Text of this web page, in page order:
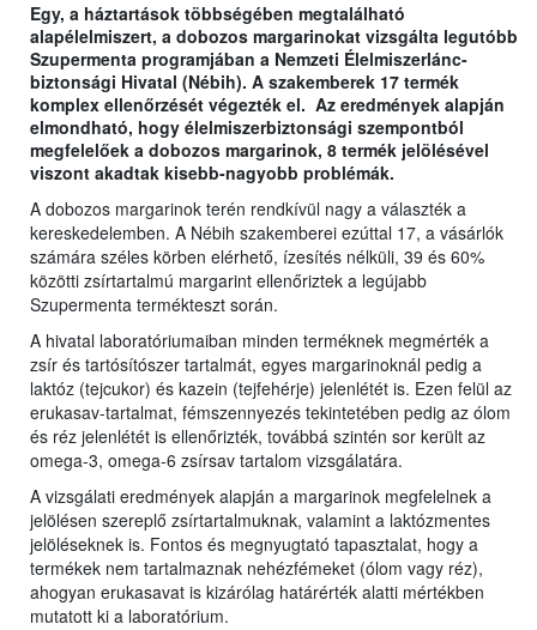
Egy, a háztartások többségében megtalálható
alapélelmiszert, a dobozos margarinokat vizsgálta legutóbb
Szupermenta programjában a Nemzeti Élelmiszerlánc-
biztonsági Hivatal (Nébih). A szakemberek 17 termék
komplex ellenőrzését végezték el. Az eredmények alapján
elmondható, hogy élelmiszerbiztonsági szempontból
megfelelőek a dobozos margarinok, 8 termék jelölésével
viszont akadtak kisebb-nagyobb problémák.
A dobozos margarinok terén rendkívül nagy a választék a
kereskedelemben. A Nébih szakemberei ezúttal 17, a vásárlók
számára széles körben elérhető, ízesítés nélküli, 39 és 60%
közötti zsírtartalmú margarint ellenőriztek a legújabb
Szupermenta termékteszt során.
A hivatal laboratóriumaiban minden terméknek megmérték a
zsír és tartósítószer tartalmát, egyes margarinoknál pedig a
laktóz (tejcukor) és kazein (tejfehérje) jelenlétét is. Ezen felül az
erukasav-tartalmat, fémszennyezés tekintetében pedig az ólom
és réz jelenlétét is ellenőrizték, továbbá szintén sor került az
omega-3, omega-6 zsírsav tartalom vizsgálatára.
A vizsgálati eredmények alapján a margarinok megfelelnek a
jelölésen szereplő zsírtartalmuknak, valamint a laktózmentes
jelöléseknek is. Fontos és megnyugtató tapasztalat, hogy a
termékek nem tartalmaznak nehézfémeket (ólom vagy réz),
ahogyan erukasavat is kizárólag határérték alatti mértékben
mutatott ki a laboratórium.